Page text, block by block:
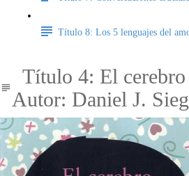
Título 8: Los 5 lenguajes del
Título 4: El
Autor: Daniel J.